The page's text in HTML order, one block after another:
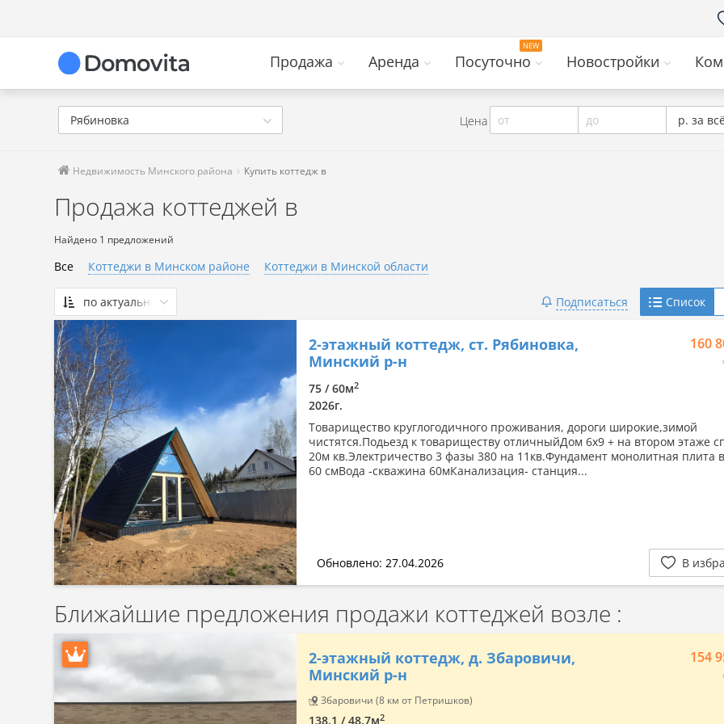
Продажа Аренда Посуточно Новостройки
Рябиновка Цена от до р. за
Недвижимость Минского района Купить коттедж в
Продажа коттеджей в
Найдено 1 предложений
Все Коттеджи в Минском районе Коттеджи в Минской области
по актуальности
По актуальности
Сначала дешевые
Сначала дорогие
По комнатности: большая →
малая
По комнатности: малая →
большая
По площади: большая → малая
По площади: малая → большая
Подписаться Список
2-этажный коттедж, ст. Рябиновка,
Минский р-н
160
75 / 60м2
2026г.
Товарищество круглогодичного проживания, дороги широкие,зимой
чистятся.Подьезд к товариществу отличныйДом 6х9 + на втором этаже
20м кв.Электричество 3 фазы 380 на 11кв.Фундамент монолитная плита
60 смВода -скважина 60мКанализация- станция...
Обновлено: 27.04.2026 В
Ближайшие предложения продажи коттеджей возле :
2-этажный коттедж, д. Збаровичи,
Минский р-н
Збаровичи (8 км от Петришков)
154
138.1 / 48.7м2